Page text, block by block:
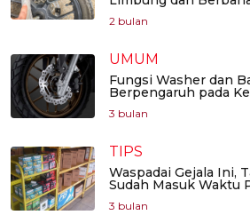
2 bulan
UMUM
Fungsi Washer dan
Berpengaruh pada
3 bulan
TIPS
Waspadai Gejala Ini,
Sudah Masuk Waktu
3 bulan